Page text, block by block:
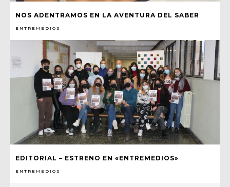
NOS ADENTRAMOS EN LA AVENTURA DEL SABER
ENTREMEDIOS
EDITORIAL – ESTRENO EN «ENTREMEDIOS»
ENTREMEDIOS